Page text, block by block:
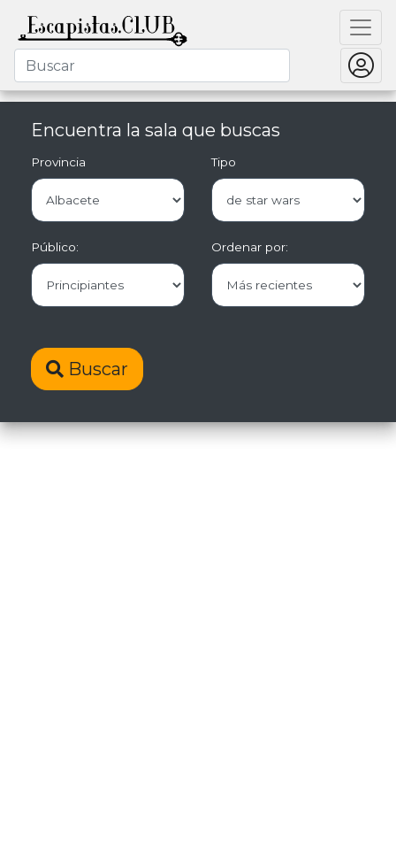
Encuentra la sala que buscas
Provincia Tipo
Público: Ordenar por:
Buscar